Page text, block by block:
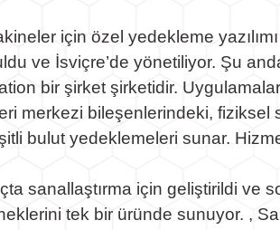
için özel yedekleme
ve İsviçre’de yönetiliyor. Şu
bir şirket şirketidir.
merkezi bileşenlerindeki,
bulut yedeklemeleri sunar.
sanallaştırma için geliştirildi ve
tek bir üründe sunuyor. ,